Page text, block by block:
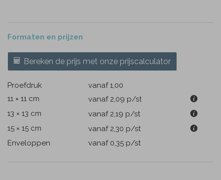
Formaten en prijzen
Bereken de prijs met onze prijscalculator
Proefdruk
vanaf 1,00
11 × 11 cm
vanaf 2,09 p/st
13 × 13 cm
vanaf 2,19 p/st
15 × 15 cm
vanaf 2,30 p/st
Enveloppen
vanaf 0,35 p/st